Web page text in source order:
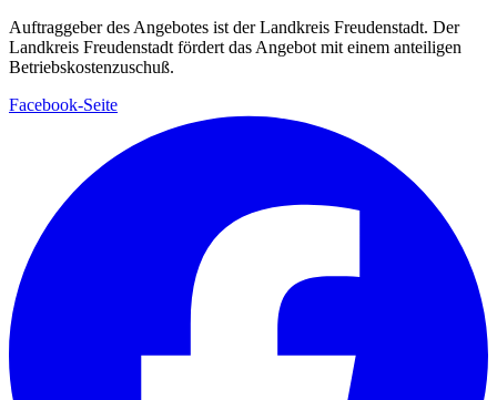
Auftraggeber des Angebotes ist der Landkreis Freudenstadt. Der
Landkreis Freudenstadt fördert das Angebot mit einem anteiligen
Betriebskostenzuschuß.
Facebook-Seite